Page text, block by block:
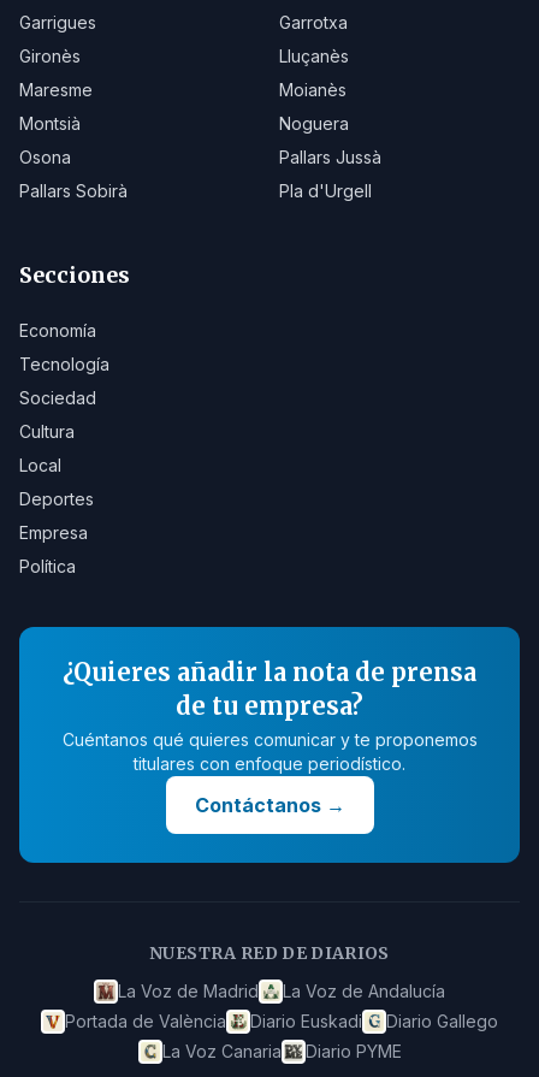
Garrigues
Garrotxa
Gironès
Lluçanès
Maresme
Moianès
Montsià
Noguera
Osona
Pallars Jussà
Pallars Sobirà
Pla d'Urgell
Secciones
Economía
Tecnología
Sociedad
Cultura
Local
Deportes
Empresa
Política
¿Quieres añadir la nota de prensa
de tu empresa?
Cuéntanos qué quieres comunicar y te proponemos
titulares con enfoque periodístico.
Contáctanos→
NUESTRA RED DE DIARIOS
La Voz de Madrid
La Voz de Andalucía
Portada de València
Diario Euskadi
Diario Gallego
La Voz Canaria
Diario PYME